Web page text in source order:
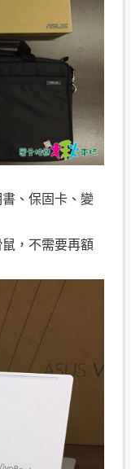
、保固卡、變
，不需要再額